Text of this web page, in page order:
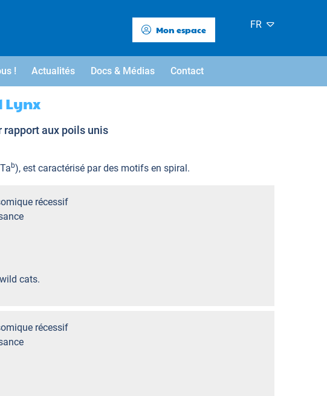
Mon espace FR
! Actualités Docs & Médias Contact
Lynx
aux poils unis
b), est caractérisé par des motifs en spiral.
récessif
cats.
récessif